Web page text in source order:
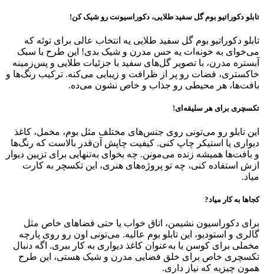
تابلو دکوراتیو بوم گل سفید طلایی، دکوراسیونت رو شیک کن!
تابلو دکوراتیو بوم گل سفید طلایی یه انتخاب عالی برای توئه که
می‌خوای به خونه‌ات یه حس مدرن و شیک بدی! این طرح با سبک
آبستره مدرن، با تصویر گل‌های سفید با جزئیات طلایی و پس‌زمینه
خاکستری، فضات رو پر از ظرافت و زیبایی می‌کنه. ترکیب رنگ‌ها و
بافت‌ها، هر محیطی رو جذاب و خاص نشون می‌ده.
تکسچری برای هر سلیقه‌ای!
این تابلو رو می‌تونی روی جنس‌های مختلف مثل بوم، مخمل، کاغذ
دیواری یا استیکر چاپ کنی. کیفیت چاپش آن‌قدر بالاست که رنگ‌ها
و بافت‌ها همیشه زنده می‌مونن. چه بخوای به‌تنهایی برای تزیین دیوار
ازش استفاده کنی، چه تو پروژه‌های هنری، این تکسچر به کارت
میاد.
کجاها به کار میاد?
برای دکوراسیون نشیمن، اتاق خواب یا حتی فضاهای خاص مثل
گالری و استودیو، این تابلو بوم عالیه. می‌تونی اون رو روی پارچه
مخملی برای کوسن یا به‌عنوان کاغذ دیواری به کار ببری. اگه دنبال
تکسچری خاص برای خلق فضایی مدرن و شیک هستی، این طرح
همون چیزیه که نیاز داری.